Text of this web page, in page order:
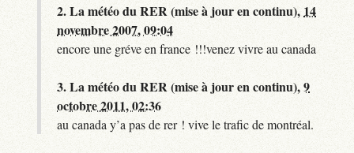
2.La météo du RER (mise à jour en continu), 14
novembre 2007, 09:04
encore une gréve en france !!!venez vivre au canada
3.La météo du RER (mise à jour en continu),9
octobre 2011, 02:36
au canada y’a pas de rer ! vive le trafic de montréal.